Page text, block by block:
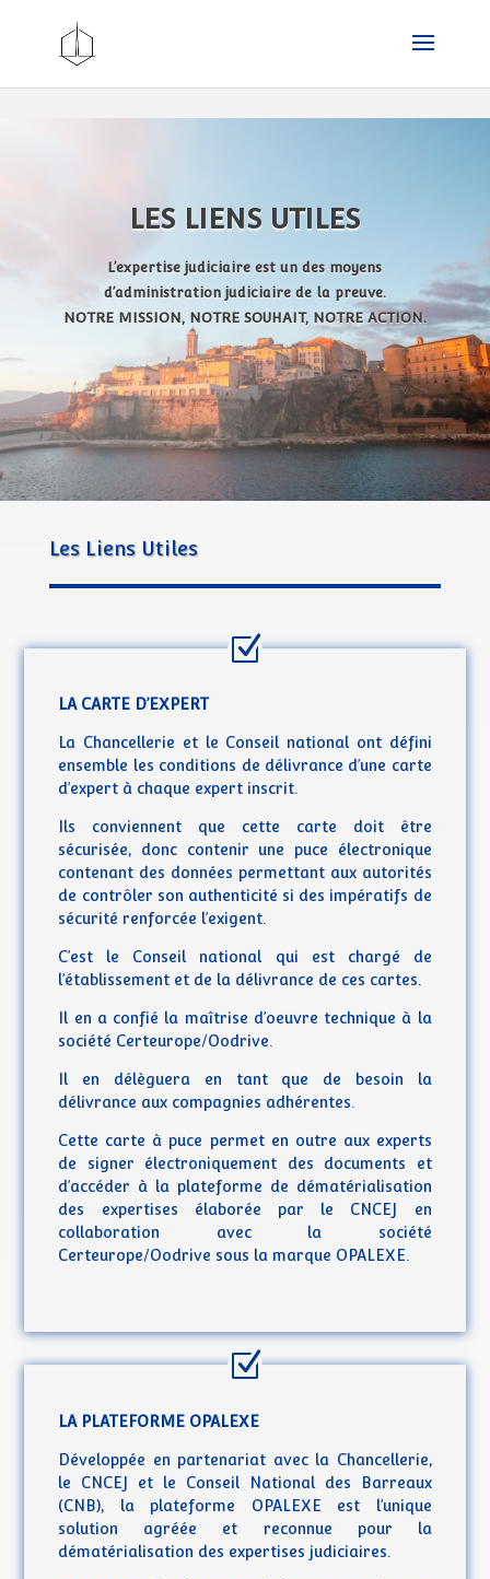
LES LIENS UTILES
L’expertise judiciaire est un des moyens
d’administration judiciaire de la preuve.
NOTRE MISSION, NOTRE SOUHAIT, NOTRE ACTION.
Les Liens Utiles
LA CARTE D’EXPERT
La Chancellerie et le Conseil national ont défini
ensemble les conditions de délivrance d’une carte
d’expert à chaque expert inscrit.
Ils conviennent que cette carte doit être
sécurisée, donc contenir une puce électronique
contenant des données permettant aux autorités
de contrôler son authenticité si des impératifs de
sécurité renforcée l’exigent.
C’est le Conseil national qui est chargé de
l’établissement et de la délivrance de ces cartes.
Il en a confié la maîtrise d’oeuvre technique à la
société Certeurope/Oodrive.
Il en délèguera en tant que de besoin la
délivrance aux compagnies adhérentes.
Cette carte à puce permet en outre aux experts
de signer électroniquement des documents et
d’accéder à la plateforme de dématérialisation
des expertises élaborée par le CNCEJ en
collaboration avec la société
Certeurope/Oodrive sous la marque OPALEXE.
LA PLATEFORME OPALEXE
Développée en partenariat avec la Chancellerie,
le CNCEJ et le Conseil National des Barreaux
(CNB), la plateforme OPALEXE est l’unique
solution agréée et reconnue pour la
dématérialisation des expertises judiciaires.